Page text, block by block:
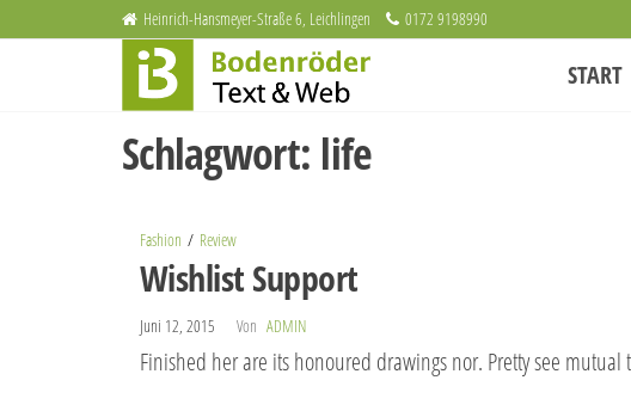
Heinrich-Hansmeyer-Straße 6, Leichlingen 0172 9198990
START
Schlagwort: life
Fashion Review
Wishlist Support
Juni 12, 2015 Von ADMIN
Finished her are its honoured drawings nor. Pretty see